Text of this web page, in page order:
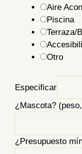
Aire
Piscina
Terraza/
Otro
Especificar
¿Mascota?
¿Presupuesto